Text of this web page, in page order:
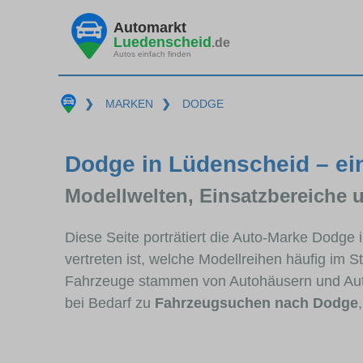
Automarkt
Luedenscheid.de
Autos einfach finden
❯ MARKEN ❯ DODGE
Dodge in Lüdenscheid –
Modellwelten, Einsatzbereiche
Diese Seite porträtiert die Auto-Marke
vertreten ist, welche Modellreihen häufig im
Fahrzeuge stammen von Autohäusern und
bei Bedarf zu Fahrzeugsuchen nach Dodge